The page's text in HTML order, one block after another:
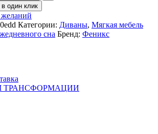
в один клик
желаний
Категории: Диваны, Мягкая мебель
сна Бренд: Феникс
ТРАНСФОРМАЦИИ